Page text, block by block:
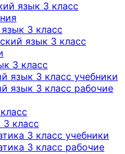
язык 3 класс
3 класс
язык 3 класс
3 класс
язык 3 класс учебники
язык 3 класс рабочие
класс
3 класс учебники
3 класс рабочие